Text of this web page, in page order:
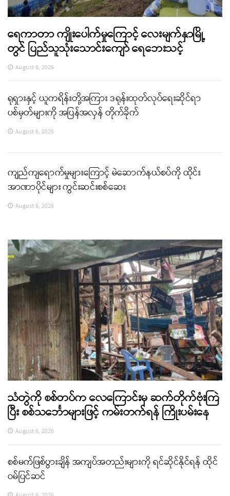
ရေကာတာ ကျိုးပေါက်မှုကြောင့် လေးမျက်နှာမြို့
တွင် ပြည်သူသုံးသောင်းကျော် ရေဘေးသင့်
August 6, 2026
ရုရှားနှင့် ယူကရိန်းတို့အကြား ဒရုန်းထုတ်လုပ်ရေးဆိုင်ရာ
ပစ်မှတ်များကို အပြန်အလှန် တိုက်ခိုက်
August 6, 2026
ကျည်ကျရောက်မှုများကြောင့် မဲဆောက်နယ်စပ်ကို ထိုင်း
အာဏာပိုင်များ ကွင်းဆင်းစစ်ဆေး
August 5, 2026
သံတွဲကို စစ်တပ်က လေကြောင်းမှ ဆက်တိုက်ဗုံးကြဲ
ပြီး စစ်သင်္ဘောများဖြင့် ကမ်းတက်ရန် ကြိုးပမ်းနေ
August 6, 2026
စစ်မက်ဖြစ်ပွားချိန် အကျပ်အတည်းများကို ရင်ဆိုင်နိုင်ရန် ထိုင်
ဝမ်ပြင်ဆင်